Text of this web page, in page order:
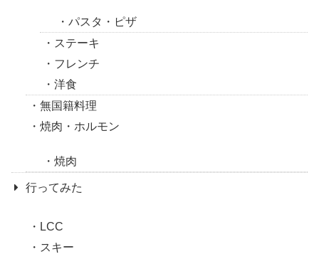
パスタ・ピザ
ステーキ
フレンチ
洋食
無国籍料理
焼肉・ホルモン
焼肉
行ってみた
LCC
スキー